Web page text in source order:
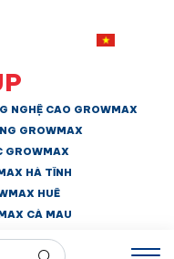
NGHỆ CAO GROWMAX
GROWMAX
GROWMAX
HÀ TĨNH
HUẾ
CÀ MAU